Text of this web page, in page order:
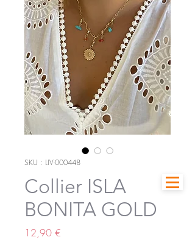
SKU : LIV-000448
Collier ISLA
BONITA GOLD
12,90 €